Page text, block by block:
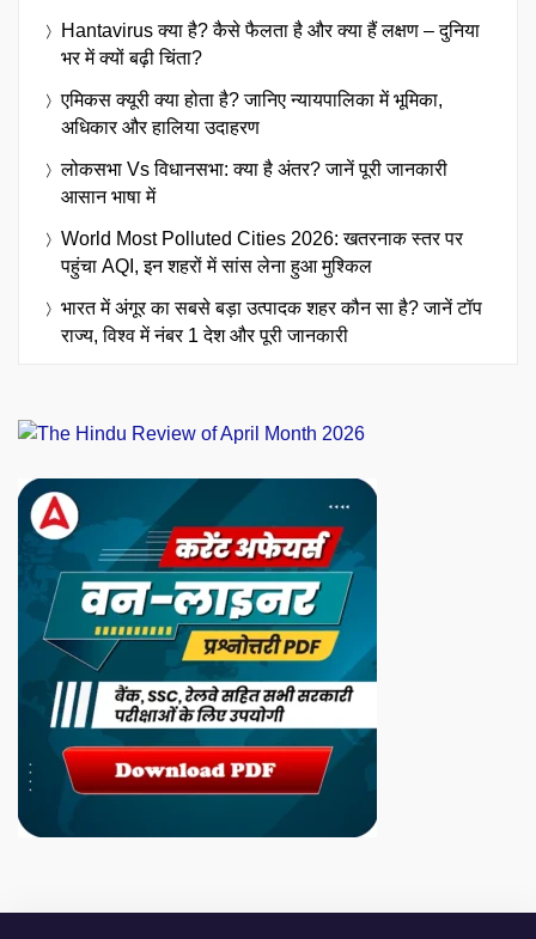
Hantavirus क्या है? कैसे फैलता है और क्या हैं लक्षण – दुनिया
भर में क्यों बढ़ी चिंता?
एमिकस क्यूरी क्या होता है? जानिए न्यायपालिका में भूमिका,
अधिकार और हालिया उदाहरण
लोकसभा Vs विधानसभा: क्या है अंतर? जानें पूरी जानकारी
आसान भाषा में
World Most Polluted Cities 2026: खतरनाक स्तर पर
पहुंचा AQI, इन शहरों में सांस लेना हुआ मुश्किल
भारत में अंगूर का सबसे बड़ा उत्पादक शहर कौन सा है? जानें टॉप
राज्य, विश्व में नंबर 1 देश और पूरी जानकारी